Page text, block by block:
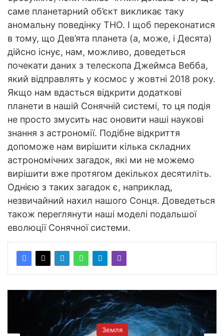
саме планетарний об’єкт викликає таку
аномальну поведінку ТНО. І щоб переконатися
в тому, що Дев’ята планета (а, може, і Десята)
дійсно існує, нам, можливо, доведеться
почекати даних з телескопа Джеймса Вебба,
який відправлять у космос у жовтні 2018 року.
Якщо нам вдасться відкрити додаткові
планети в нашій Сонячній системі, то ця подія
не просто змусить нас оновити наші наукові
знання з астрономії. Подібне відкриття
допоможе нам вирішити кілька складних
астрономічних загадок, які ми не можемо
вирішити вже протягом декількох десятиліть.
Однією з таких загадок є, наприклад,
незвичайний нахил нашого Сонця. Доведеться
також переглянути наші моделі подальшої
еволюції Сонячної системи.
Земля